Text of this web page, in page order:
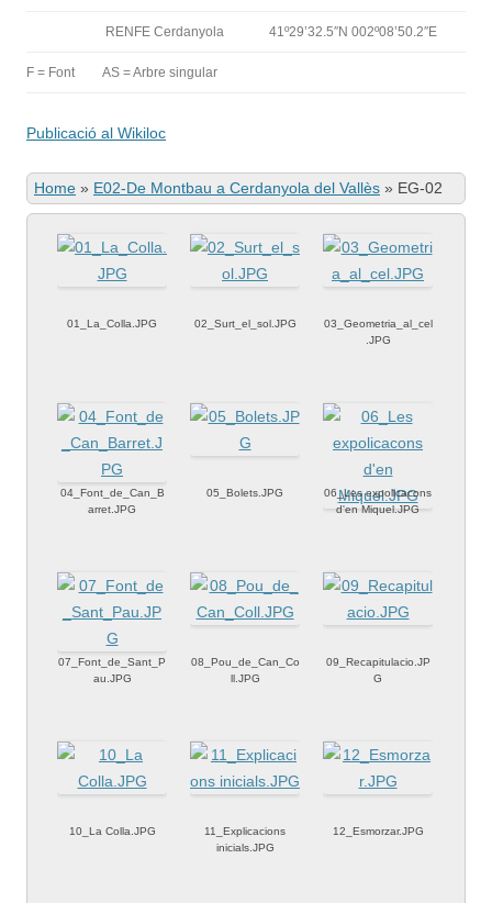
RENFE Cerdanyola 41º29’32.5″N 002º08’50.2″E
F = Font AS = Arbre singular
Publicació al Wikiloc
Home » E02-De Montbau a Cerdanyola del Vallès » EG-02
01_La_Colla.JPG 02_Surt_el_sol.JPG
03_Geometria_al_cel
.JPG
04_Font_de_Can_B
arret.JPG
05_Bolets.JPG
06_Les expolicacons
d'en Miquel.JPG
07_Font_de_Sant_P
au.JPG
08_Pou_de_Can_Co
ll.JPG
09_Recapitulacio.JP
G
10_La Colla.JPG
11_Explicacions
inicials.JPG
12_Esmorzar.JPG